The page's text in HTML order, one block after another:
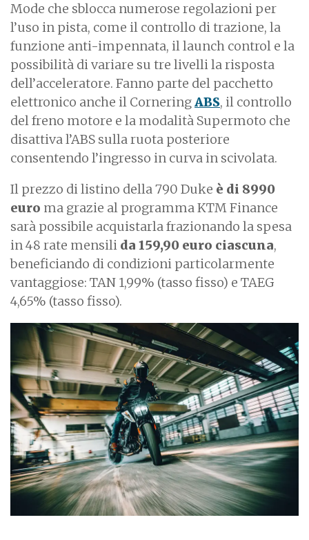
Mode che sblocca numerose regolazioni per
l’uso in pista, come il controllo di trazione, la
funzione anti-impennata, il launch control e la
possibilità di variare su tre livelli la risposta
dell’acceleratore. Fanno parte del pacchetto
elettronico anche il CorneringABS, il controllo
del freno motore e la modalità Supermoto che
disattiva l’ABS sulla ruota posteriore
consentendo l’ingresso in curva in scivolata.
Il prezzo di listino della 790 Duke è di 8990
euro ma grazie al programma KTM Finance
sarà possibile acquistarla frazionando la spesa
in 48 rate mensili da 159,90 euro ciascuna,
beneficiando di condizioni particolarmente
vantaggiose: TAN 1,99% (tasso fisso) e TAEG
4,65% (tasso fisso).